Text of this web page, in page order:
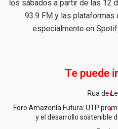
los sábados a partir de las 12
93.9 FM y las plataformas
especialmente en
Te puede
Rua de
Foro Amazonía Futura: UTP
y el desarrollo sostenible